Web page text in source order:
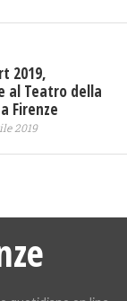
2019,
al Teatro della
Firenze
2019